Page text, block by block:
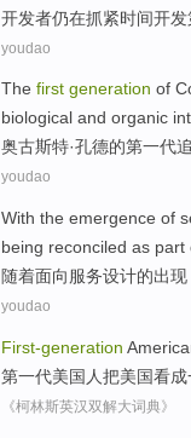
开发者仍在抓紧时间开发
youdao
The first generation of
biological and organic
奥古斯特·孔德的第一代
youdao
With the emergence of
being reconciled as part
随着面向服务设计的出现
youdao
First-generation
第一代美国 人把美国看成
《柯林斯英汉双解大词典》